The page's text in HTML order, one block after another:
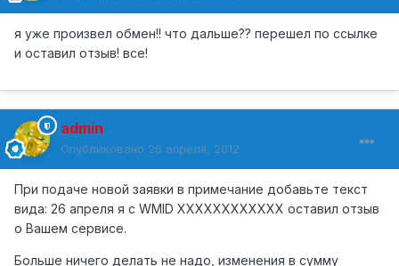
я уже произвел обмен!! что дальше?? перешел по ссылке
и оставил отзыв! все!
admin
Опубликовано 26 апреля, 2012
При подаче новой заявки в примечание добавьте текст
вида: 26 апреля я с WMID XXXXXXXXXXXX оставил отзыв
о Вашем сервисе.
Больше ничего делать не надо, изменения в сумму